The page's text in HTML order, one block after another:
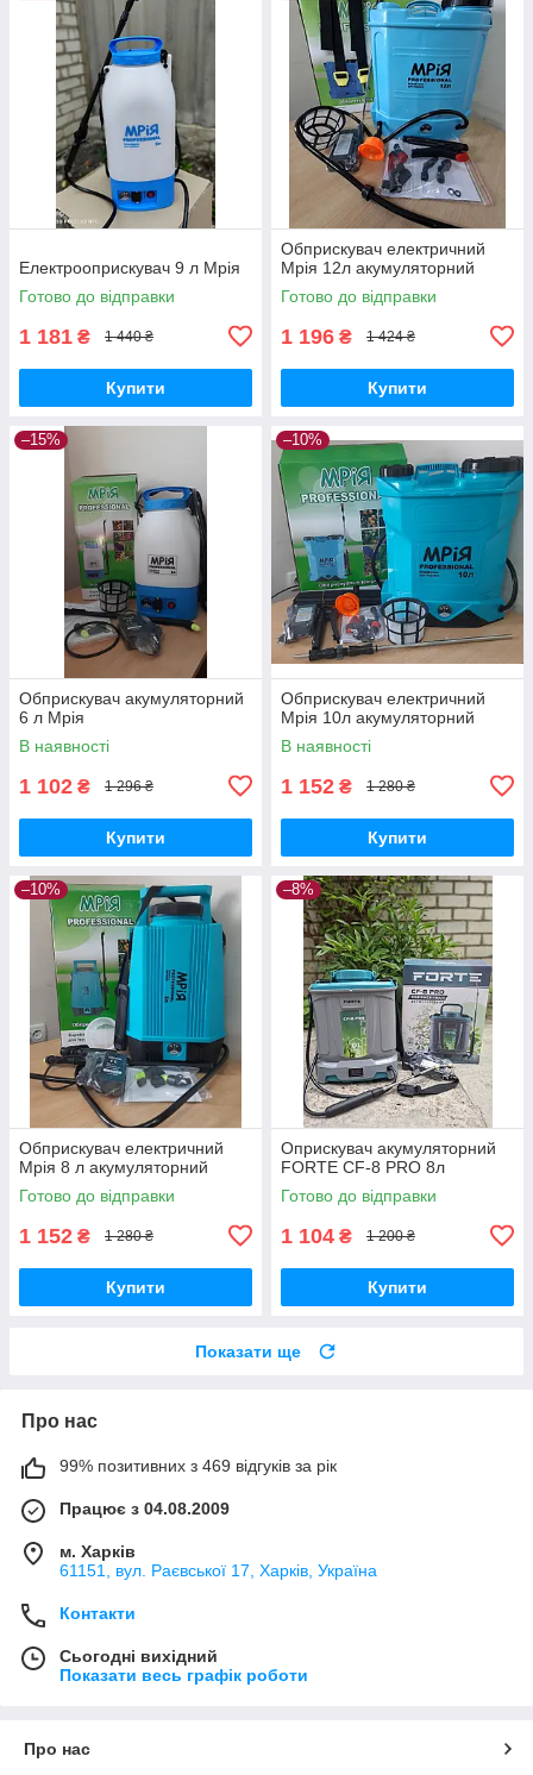
Електрооприскувач 9 л Мрія
Готово до відправки
1 181 ₴ 1 440 ₴
Купити
Обприскувач електричний
Мрія 12л акумуляторний
Готово до відправки
1 196 ₴ 1 424 ₴
Купити
–15%
Обприскувач акумуляторний
6 л Мрія
В наявності
1 102 ₴ 1 296 ₴
Купити
–10%
Обприскувач електричний
Мрія 10л акумуляторний
В наявності
1 152 ₴ 1 280 ₴
Купити
–10%
Обприскувач електричний
Мрія 8 л акумуляторний
Готово до відправки
1 152 ₴ 1 280 ₴
Купити
–8%
Оприскувач акумуляторний
FORTE CF-8 PRO 8л
Готово до відправки
1 104 ₴ 1 200 ₴
Купити
Показати ще
Про нас
99% позитивних з 469 відгуків за рік
Працює з 04.08.2009
м. Харків
61151, вул. Раєвської 17, Харків, Україна
Контакти
Сьогодні вихідний
Показати весь графік роботи
Про нас